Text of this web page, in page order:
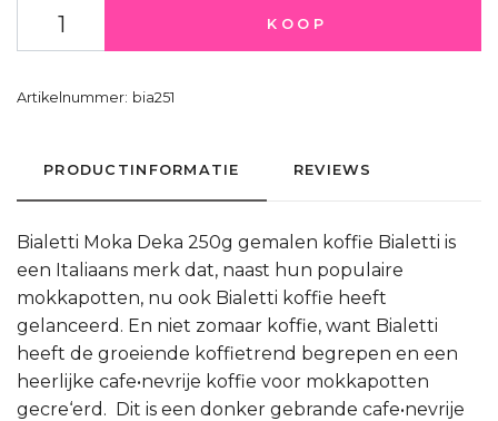
KOOP
Artikelnummer: bia251
PRODUCTINFORMATIE REVIEWS
Bialetti Moka Deka 250g gemalen koffie Bialetti is
een Italiaans merk dat, naast hun populaire
mokkapotten, nu ook Bialetti koffie heeft
gelanceerd. En niet zomaar koffie, want Bialetti
heeft de groeiende koffietrend begrepen en een
heerlijke cafe•nevrije koffie voor mokkapotten
gecre‘erd. Dit is een donker gebrande cafe•nevrije